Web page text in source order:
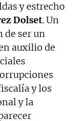
y estrecho
Dolset. Un
de ser un
auxilio de
y los
y la